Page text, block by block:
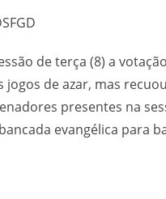
de terça (8) a
de azar, mas
presentes na
evangélica para